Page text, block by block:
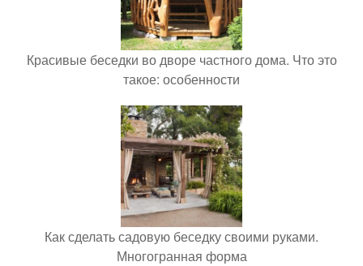
Красивые беседки во дворе частного дома. Что это
такое: особенности
Как сделать садовую беседку своими руками.
Многогранная форма